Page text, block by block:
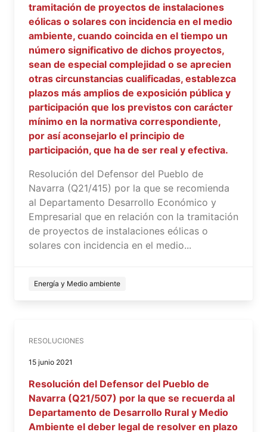
tramitación de proyectos de instalaciones
eólicas o solares con incidencia en el medio
ambiente, cuando coincida en el tiempo un
número significativo de dichos proyectos,
sean de especial complejidad o se aprecien
otras circunstancias cualificadas, establezca
plazos más amplios de exposición pública y
participación que los previstos con carácter
mínimo en la normativa correspondiente,
por así aconsejarlo el principio de
participación, que ha de ser real y efectiva.
Resolución del Defensor del Pueblo de
Navarra (Q21/415) por la que se recomienda
al Departamento Desarrollo Económico y
Empresarial que en relación con la tramitación
de proyectos de instalaciones eólicas o
solares con incidencia en el medio...
Energía y Medio ambiente
RESOLUCIONES
15 junio 2021
Resolución del Defensor del Pueblo de
Navarra (Q21/507) por la que se recuerda al
Departamento de Desarrollo Rural y Medio
Ambiente el deber legal de resolver en plazo